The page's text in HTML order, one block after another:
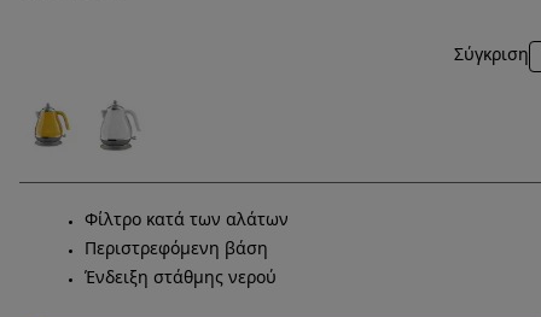
Σύγκριση
Φίλτρο κατά των αλάτων
Περιστρεφόμενη βάση
Ένδειξη στάθμης νερού